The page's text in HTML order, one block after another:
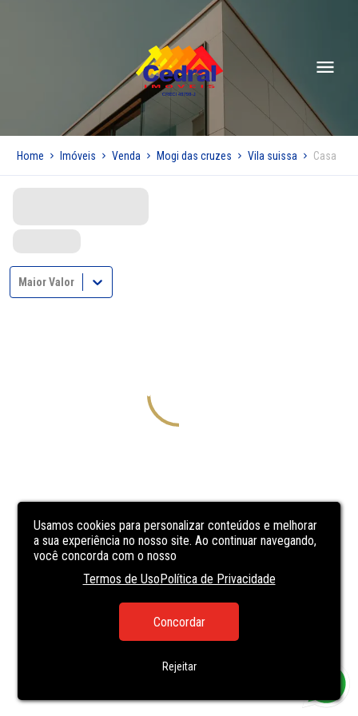
Usamos cookies para personalizar conteúdos e melhorar
a sua experiência no nosso site. Ao continuar navegando,
você concorda com o nosso
Termos de UsoPolítica de Privacidade
Concordar
Rejeitar
Home Imóveis Venda Mogi das cruzes Vila suissa Casa
Maior Valor